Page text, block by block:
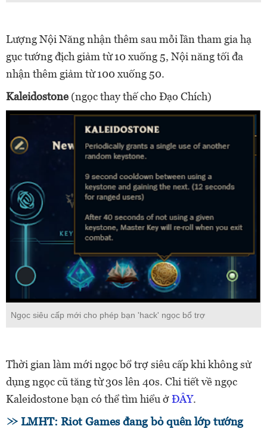
Lượng Nội Năng nhận thêm sau mỗi lần tham gia hạ
gục tướng địch giảm từ 10 xuống 5, Nội năng tối đa
nhận thêm giảm từ 100 xuống 50.
Kaleidostone (ngọc thay thế cho Đạo Chích)
Ngọc siêu cấp mới cho phép bạn 'hack' ngọc bổ trợ
Thời gian làm mới ngọc bổ trợ siêu cấp khi không sử
dụng ngọc cũ tăng từ 30s lên 40s. Chi tiết về ngọc
Kaleidostone bạn có thể tìm hiểu ởĐÂY.
LMHT: Riot Games đang bỏ quên lớp tướng